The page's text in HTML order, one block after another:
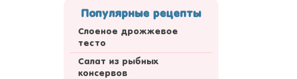
Популярные рецепты
Слоеное дрожжевое
тесто
Салат из рыбных
консервов